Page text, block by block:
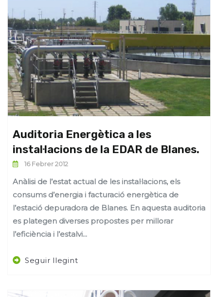
Auditoria Energètica a les
instal·lacions de la EDAR de Blanes.
16 Febrer 2012
Anàlisi de l’estat actual de les instal·lacions, els
consums d’energia i facturació energètica de
l’estació depuradora de Blanes. En aquesta auditoria
es plategen diverses propostes per millorar
l’eficiència i l’estalvi...
Seguir llegint